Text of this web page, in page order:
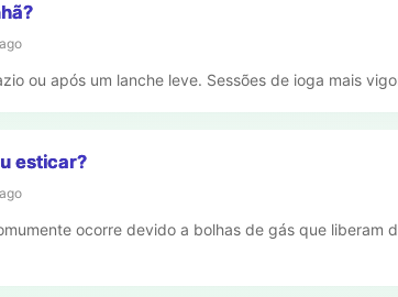
ou após um lanche leve. Sessões de ioga mais
esticar?
ocorre devido a bolhas de gás que liberam